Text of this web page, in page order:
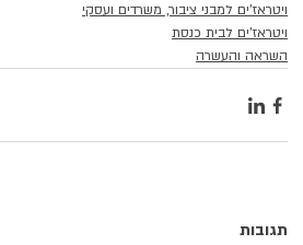
ויטראז'ים למבני ציבור, משרדים ועסקי
ויטראז'ים לבית כנסת
השראה והעשרה
תגובות